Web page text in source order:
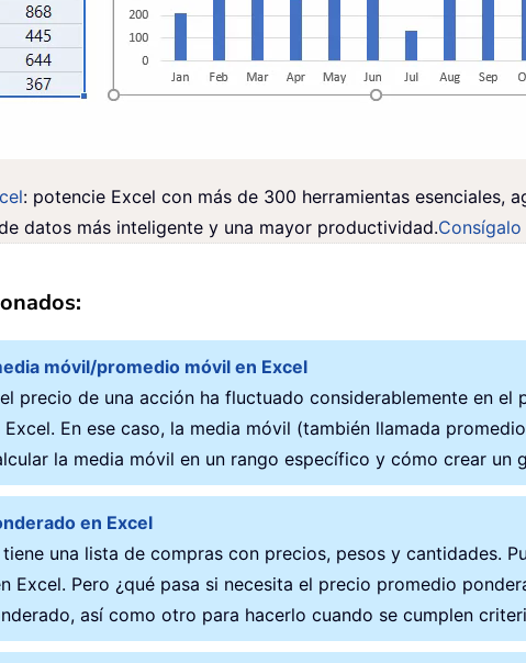
: potencie Excel con más de 300 herramientas esenciales,
datos más inteligente y una mayor productividad.Consígalo
móvil/promedio móvil en Excel
precio de una acción ha fluctuado considerablemente en
Excel. En ese caso, la media móvil (también llamada
la media móvil en un rango específico y cómo crear un
en Excel
una lista de compras con precios, pesos y cantidades.
Excel. Pero ¿qué pasa si necesita el precio promedio
así como otro para hacerlo cuando se cumplen